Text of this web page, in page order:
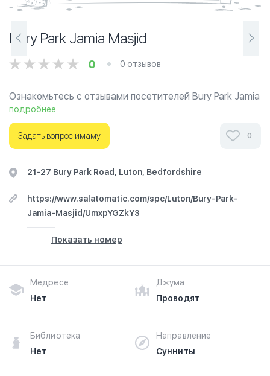
Bury Park Jamia Masjid
0 0 отзывов
Ознакомьтесь с отзывами посетителей Bury Park Jamia
Masjid в г.Лутон на фотографиях и узнайте о часах
работы. Ваше духовное путешествие начинается
здесь.
подробнее
Задать вопрос имаму 0
21-27 Bury Park Road, Luton, Bedfordshire
https://www.salatomatic.com/spc/Luton/Bury-Park-
Jamia-Masjid/UmxpYGZkY3
Показать номер
Медресе
Нет
Джума
Проводят
Библиотека
Нет
Направление
Сунниты